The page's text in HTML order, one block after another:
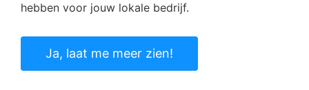
hebben voor jouw lokale bedrijf.
Ja, laat me meer zien!